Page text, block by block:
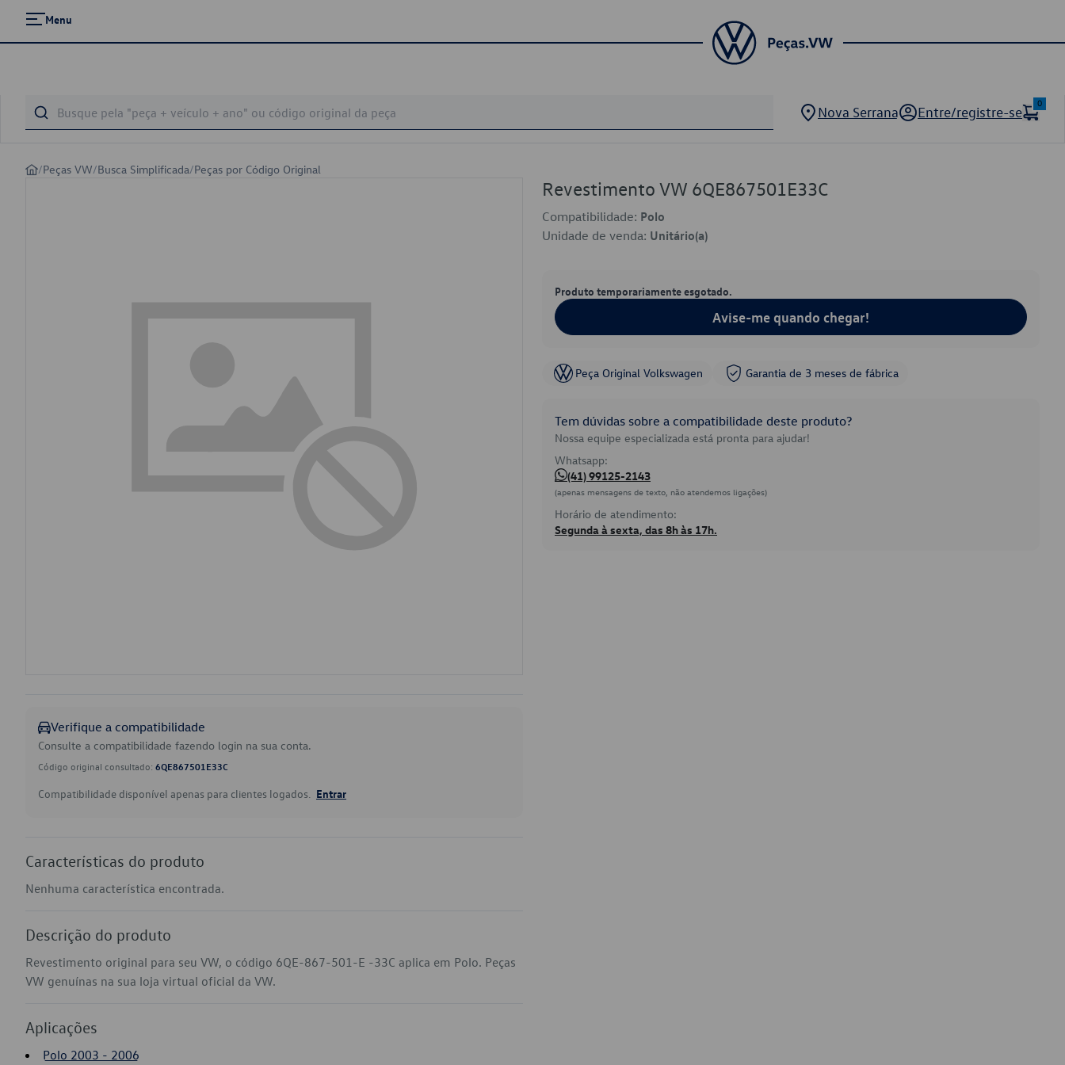
Menu
Nova Serrana Entre/registre-se
0
/Peças VW/Busca Simplificada/Peças por Código Original
Verifique a compatibilidade
Consulte a compatibilidade fazendo login na sua conta.
Código original consultado: 6QE867501E33C
Compatibilidade disponível apenas para clientes logados. Entrar
Características do produto
Nenhuma característica encontrada.
Descrição do produto
Revestimento original para seu VW, o código 6QE-867-501-E -33C aplica em Polo. Peças
VW genuínas na sua loja virtual oficial da VW.
Aplicações
Polo 2003 - 2006
Revestimento VW 6QE867501E33C
Compatibilidade: Polo
Unidade de venda: Unitário(a)
Produto temporariamente esgotado.
Avise-me quando chegar!
Peça Original Volkswagen Garantia de 3 meses de fábrica
Tem dúvidas sobre a compatibilidade deste produto?
Nossa equipe especializada está pronta para ajudar!
Whatsapp:
(41) 99125-2143
(apenas mensagens de texto, não atendemos ligações)
Horário de atendimento:
Segunda à sexta, das 8h às 17h.